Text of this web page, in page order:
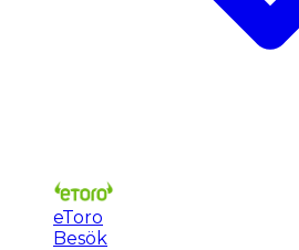
eToro
Besök